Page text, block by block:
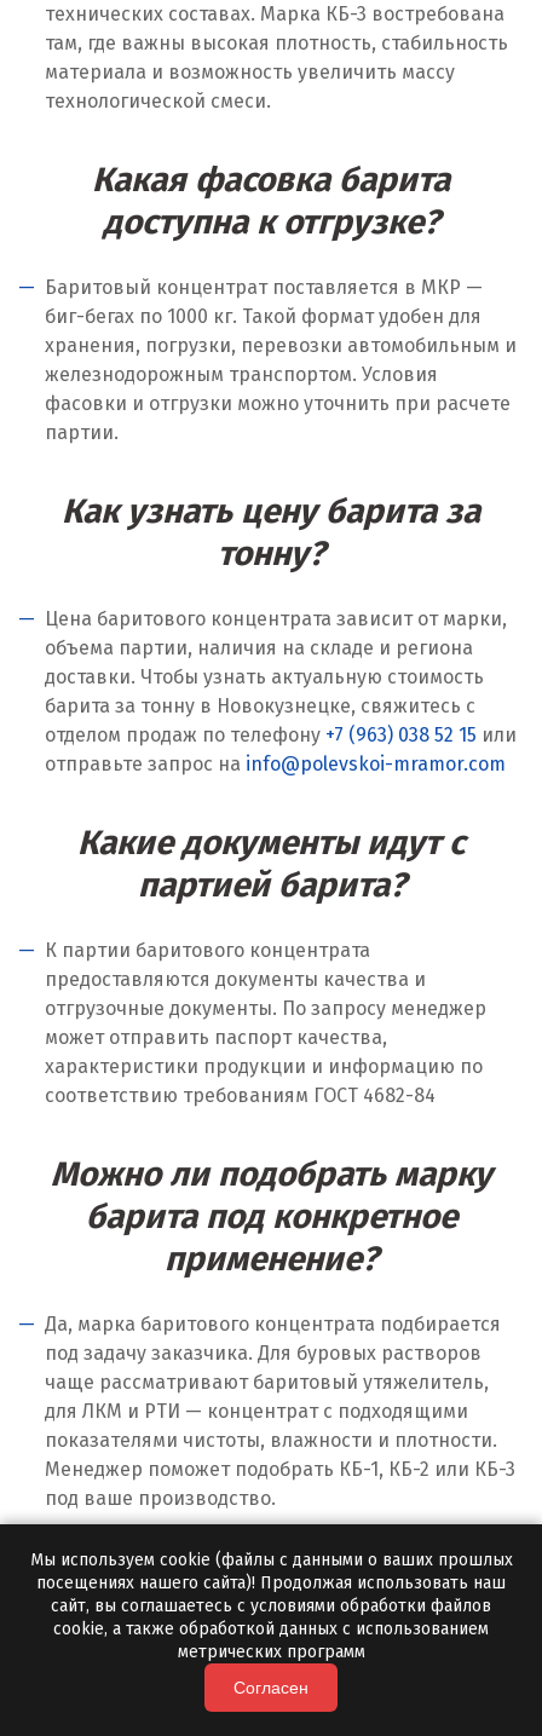
Т
Тамбов
Тверь
Тобольск
Тольятти
Томск
Тула
У
Ульяновск
Урай
Уфа
Учалы
Фрязино
Х
Хабаровск
Ханты-Мансийск
Чехов
Чита
Щ
Щёлково
Э
Электросталь
технических составах. Марка КБ-3 востребована
там, где важны высокая плотность, стабильность
материала и возможность увеличить массу
технологической смеси.
Какая фасовка барита
доступна к отгрузке?
Баритовый концентрат поставляется в МКР —
биг-бегах по 1000 кг. Такой формат удобен для
хранения, погрузки, перевозки автомобильным и
железнодорожным транспортом. Условия
фасовки и отгрузки можно уточнить при расчете
партии.
Как узнать цену барита за
тонну?
Цена баритового концентрата зависит от марки,
объема партии, наличия на складе и региона
доставки. Чтобы узнать актуальную стоимость
барита за тонну в Новокузнецке, свяжитесь с
отделом продаж по телефону +7 (963) 038 52 15 или
отправьте запрос на info@polevskoi-mramor.com
Какие документы идут с
партией барита?
К партии баритового концентрата
предоставляются документы качества и
отгрузочные документы. По запросу менеджер
может отправить паспорт качества,
характеристики продукции и информацию по
соответствию требованиям ГОСТ 4682-84
Можно ли подобрать марку
барита под конкретное
применение?
Да, марка баритового концентрата подбирается
под задачу заказчика. Для буровых растворов
чаще рассматривают баритовый утяжелитель,
для ЛКМ и РТИ — концентрат с подходящими
показателями чистоты, влажности и плотности.
Менеджер поможет подобрать КБ-1, КБ-2 или КБ-3
под ваше производство.
Мы используем cookie (файлы с данными о ваших прошлых
посещениях нашего сайта)! Продолжая использовать наш
сайт, вы соглашаетесь с условиями обработки файлов
cookie, а также обработкой данных с использованием
метрических программ
Согласен